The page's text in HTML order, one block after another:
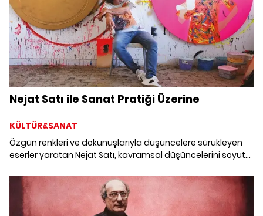
Nejat Satı ile Sanat Pratiği Üzerine
KÜLTÜR&SANAT
Özgün renkleri ve dokunuşlarıyla düşüncelere sürükleyen
eserler yaratan Nejat Satı, kavramsal düşüncelerini soyut
pratiğindeki kavramları masaya yatırırken, son dönem
işlerini de yakından keşfettik.